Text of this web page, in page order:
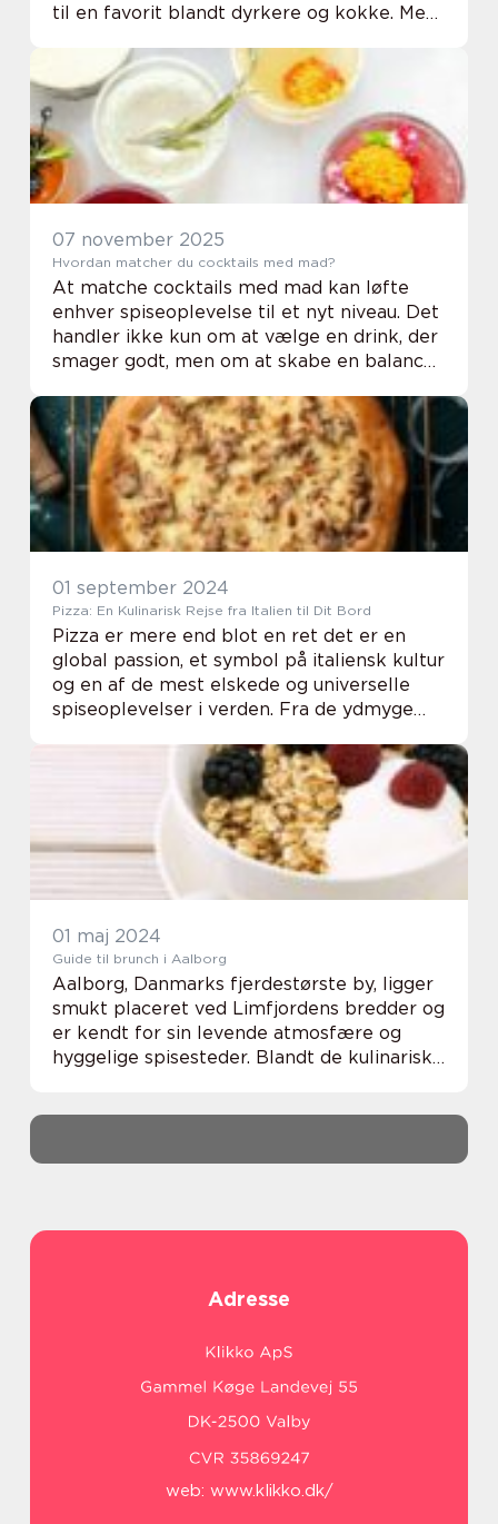
til en favorit blandt dyrkere og kokke. Men
vedligeh...
07 november 2025
Hvordan matcher du cocktails med mad?
At matche cocktails med mad kan løfte
enhver spiseoplevelse til et nyt niveau. Det
handler ikke kun om at vælge en drink, der
smager godt, men om at skabe en balance
cocktailens ingredienser. En velvalgt ...
01 september 2024
Pizza: En Kulinarisk Rejse fra Italien til Dit Bord
Pizza er mere end blot en ret det er en
global passion, et symbol på italiensk kultur
og en af de mest elskede og universelle
spiseoplevelser i verden. Fra de ydmyge
mangfoldige fortolkninger på tvæ...
01 maj 2024
Guide til brunch i Aalborg
Aalborg, Danmarks fjerdestørste by, ligger
smukt placeret ved Limfjordens bredder og
er kendt for sin levende atmosfære og
hyggelige spisesteder. Blandt de kulinariske
Adresse
web: www.klikko.dk/